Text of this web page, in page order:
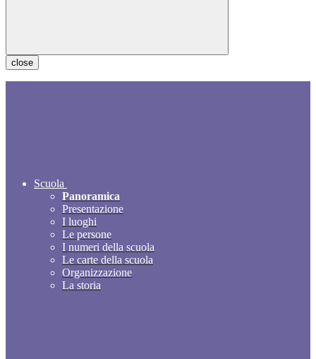
close
Scuola
Panoramica
Presentazione
I luoghi
Le persone
I numeri della scuola
Le carte della scuola
Organizzazione
La storia